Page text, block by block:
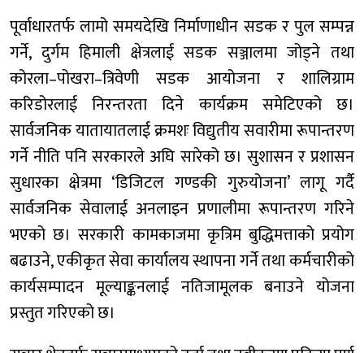
पूर्वाधारतर्फ लामो समयदेखि निर्माणाधीन सडक र पुल सम्पन्न
गर्ने, दुर्गम हिमाली क्षेत्रलाई सडक सञ्जालमा जोड्ने तथा
कोरला–पोखरा–त्रिवेणी सडक आयोजना र शालिग्राम
करिडोरलाई निरन्तरता दिने कार्यक्रम समेटिएको छ।
सार्वजनिक यातायातलाई क्रमशः विद्युतीय सवारीमा रूपान्तरण
गर्ने नीति पनि सरकारले अघि सारेको छ। सुशासन र प्रशासन
सुधारका क्षेत्रमा ‘डिजिटल गण्डकी गुरुयोजना’ लागू गर्दै
सार्वजनिक सेवालाई अनलाइन प्रणालीमा रूपान्तरण गरिने
भएको छ। सरकारी कामकाजमा कृत्रिम बुद्धिमत्ताको प्रयोग
बढाउने, एकीकृत सेवा कार्यालय स्थापना गर्ने तथा कर्मचारीको
कार्यसम्पादन मूल्याङ्कनलाई नतिजामूलक बनाउने योजना
प्रस्तुत गरिएको छ।